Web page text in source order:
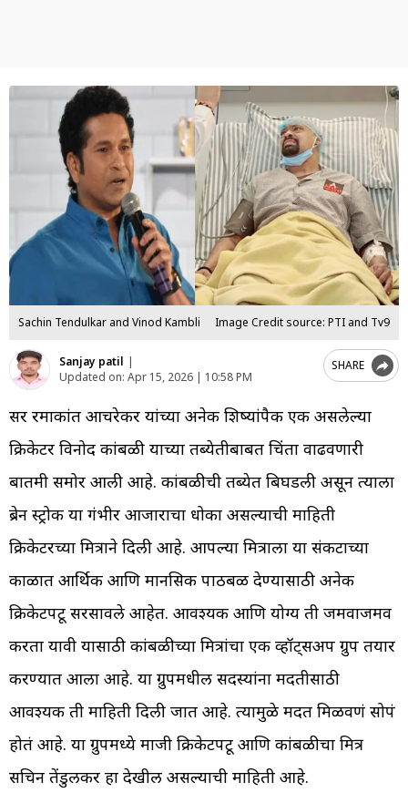
Sachin Tendulkar and Vinod Kambli Image Credit source: PTI and Tv9
Sanjay patil |
Updated on: Apr 15, 2026 | 10:58 PM
SHARE
सर रमाकांत आचरेकर यांच्या अनेक शिष्यांपैकी एक असलेल्या
क्रिकेटर विनोद कांबळी याच्या तब्येतीबाबत चिंता वाढवणारी
बातमी समोर आली आहे. कांबळीची तब्येत बिघडली असून त्याला
ब्रेन स्ट्रोक या गंभीर आजाराचा धोका असल्याची माहिती
क्रिकेटरच्या मित्राने दिली आहे. आपल्या मित्राला या संकटाच्या
काळात आर्थिक आणि मानसिक पाठबळ देण्यासाठी अनेक
क्रिकेटपटू सरसावले आहेत. आवश्यक आणि योग्य ती जमवाजमव
करता यावी यासाठी कांबळीच्या मित्रांचा एक व्हॉट्सअप ग्रुप तयार
करण्यात आला आहे. या ग्रुपमधील सदस्यांना मदतीसाठी
आवश्यक ती माहिती दिली जात आहे. त्यामुळे मदत मिळवणं सोपं
होतं आहे. या ग्रुपमध्ये माजी क्रिकेटपटू आणि कांबळीचा मित्र
सचिन तेंडुलकर हा देखील असल्याची माहिती आहे.